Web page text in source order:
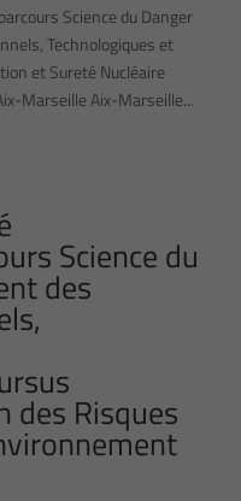
Science du Danger
Technologiques et
et Sureté Nucléaire
Marseille Aix-Marseille...
Science du
des
des Risques